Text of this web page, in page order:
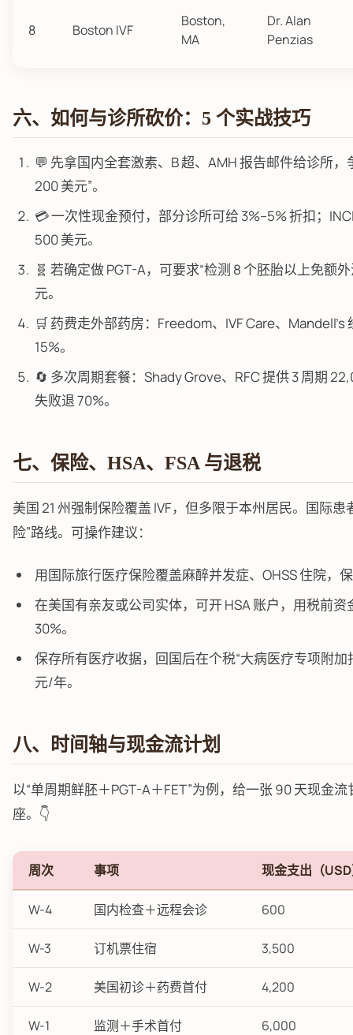
8 Boston IVF
Boston,
MA
Dr. Alan
Penzias
六、如何与诊所砍价：5 个实战技巧
💬 先拿国内全套激素、B 超、AMH 报告邮件给诊所，
200 美元”。
💳 一次性现金预付，部分诊所可给 3%–5% 折扣；
500 美元。
🧬 若确定做 PGT-A，可要求“检测 8 个胚胎以上免额
元。
🛒 药费走外部药房：Freedom、IVF Care、Mandell’s
15%。
🔄 多次周期套餐：Shady Grove、RFC 提供 3 周期
失败退 70%。
七、保险、HSA、FSA 与退税
美国 21 州强制保险覆盖 IVF，但多限于本州居民。国际患
险”路线。可操作建议：
用国际旅行医疗保险覆盖麻醉并发症、OHSS 住院，
在美国有亲友或公司实体，可开 HSA 账户，用税前
30%。
保存所有医疗收据，回国后在个税“大病医疗专项附加
元/年。
八、时间轴与现金流计划
以“单周期鲜胚＋PGT-A＋FET”为例，给一张 90 天现金
座。👇
周次 事项 现金支出（
W-4 国内检查＋远程会诊 600
W-3 订机票住宿 3,500
W-2 美国初诊＋药费首付 4,200
W-1 监测＋手术首付 6,000